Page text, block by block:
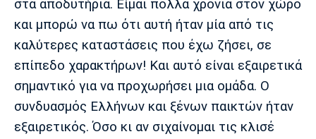
στα αποδυτήρια. Είμαι πολλά χρόνια στον χώρο
και μπορώ να πω ότι αυτή ήταν μία από τις
καλύτερες καταστάσεις που έχω ζήσει, σε
επίπεδο χαρακτήρων! Και αυτό είναι εξαιρετικά
σημαντικό για να προχωρήσει μια ομάδα. Ο
συνδυασμός Ελλήνων και ξένων παικτών ήταν
εξαιρετικός. Όσο κι αν σιχαίνομαι τις κλισέ